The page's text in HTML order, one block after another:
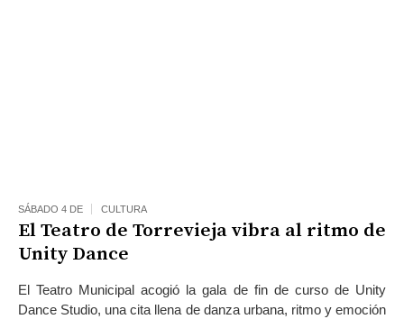
SÁBADO 4 DE CULTURA
El Teatro de Torrevieja vibra al ritmo de
Unity Dance
El Teatro Municipal acogió la gala de fin de curso de Unity
Dance Studio, una cita llena de danza urbana, ritmo y emoción